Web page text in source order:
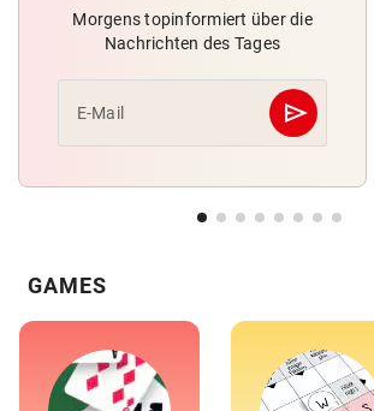
Morgens topinformiert über die
Nachrichten des Tages
E-Mail send
Abschicken
GAMES